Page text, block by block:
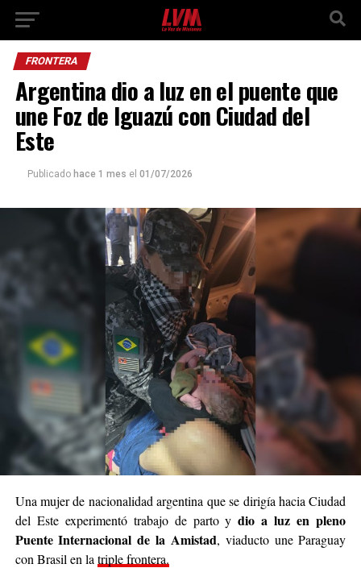
FRONTERA
Argentina dio a luz en el puente que
une Foz de Iguazú con Ciudad del
Este
Publicado hace 1 mes el 01/07/2026
Una mujer de nacionalidad argentina que se dirigía hacia Ciudad
del Este experimentó trabajo de parto ydio a luz en pleno
Puente Internacional de la Amistad, viaducto une Paraguay
con Brasil en la triple frontera.